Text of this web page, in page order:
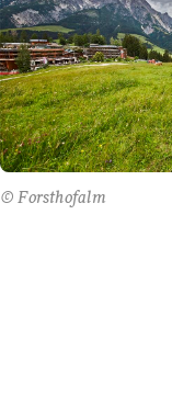
© Forsthofalm